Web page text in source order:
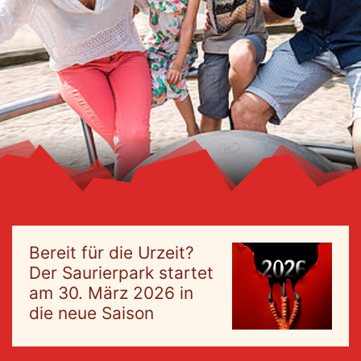
Bereit für die Urzeit?
Der Saurierpark startet
am 30. März 2026 in
die neue Saison